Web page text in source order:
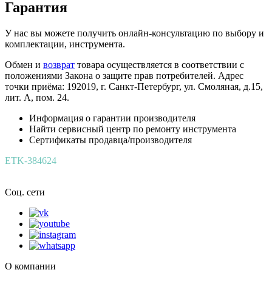
Гарантия
У нас вы можете получить онлайн-консультацию по выбору и
комплектации, инструмента.
Обмен и возврат товара осуществляется в соответствии с
положениями Закона о защите прав потребителей. Адрес
точки приёма: 192019, г. Санкт-Петербург, ул. Смоляная, д.15,
лит. А, пом. 24.
Информация о гарантии производителя
Найти сервисный центр по ремонту инструмента
Сертификаты продавца/производителя
ETK-384624
Соц. сети
О компании